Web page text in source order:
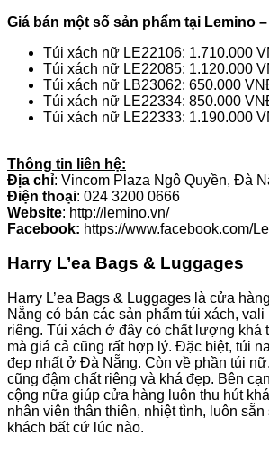
Giá bán một số sản phẩm tại Lemino
Túi xách nữ LE22106: 1.710.000
Túi xách nữ LE22085: 1.120.000
Túi xách nữ LB23062: 650.000
Túi xách nữ LE22334: 850.000
Túi xách nữ LE22333: 1.190.000
Thông tin liên hệ:
Địa chỉ: Vincom Plaza Ngô Quyền, Đà
Điện thoại: 024 3200 0666
Website: http://lemino.vn/
Facebook: https://www.facebook.com/
Harry L’ea Bags & Luggages
Harry L’ea Bags & Luggages là cửa
Nẵng có bán các sản phẩm túi xách,
riêng. Túi xách ở đây có chất lượng khá
mà giá cả cũng rất hợp lý. Đặc biệt, túi
đẹp nhất ở Đà Nẵng. Còn về phần túi
cũng đậm chất riêng và khá đẹp. Bên
cộng nữa giúp cửa hàng luôn thu hút
nhân viên thân thiên, nhiệt tình, luôn
khách bất cứ lúc nào.